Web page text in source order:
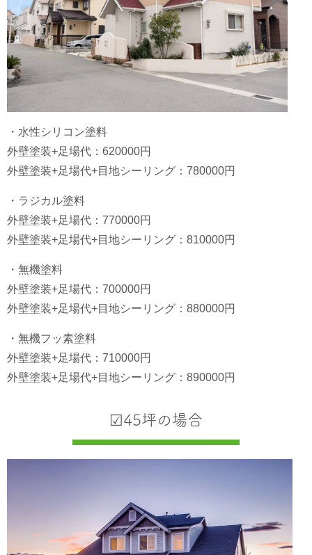
・水性シリコン塗料
外壁塗装+足場代：620000円
外壁塗装+足場代+目地シーリング：780000円
・ラジカル塗料
外壁塗装+足場代：770000円
外壁塗装+足場代+目地シーリング：810000円
・無機塗料
外壁塗装+足場代：700000円
外壁塗装+足場代+目地シーリング：880000円
・無機フッ素塗料
外壁塗装+足場代：710000円
外壁塗装+足場代+目地シーリング：890000円
☑︎45坪の場合